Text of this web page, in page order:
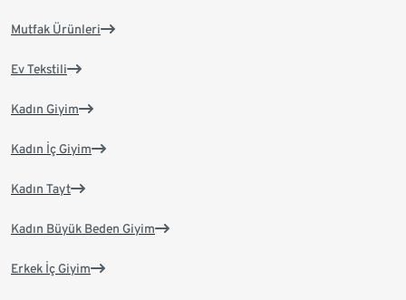
Mutfak Ürünleri
Ev Tekstili
Kadın Giyim
Kadın İç Giyim
Kadın Tayt
Kadın Büyük Beden Giyim
Erkek İç Giyim